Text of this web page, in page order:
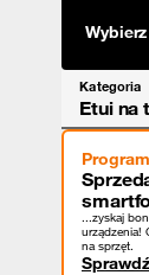
Kategoria
Etui na
...zyskaj
urządzenia!
na sprzęt.